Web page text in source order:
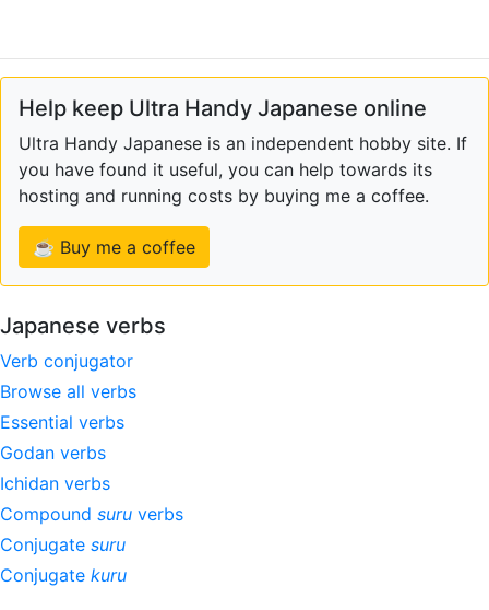
Help keep Ultra Handy Japanese online
Ultra Handy Japanese is an independent hobby site. If
you have found it useful, you can help towards its
hosting and running costs by buying me a coffee.
☕ Buy me a coffee
Japanese verbs
Verb conjugator
Browse all verbs
Essential verbs
Godan verbs
Ichidan verbs
Compound suru verbs
Conjugate suru
Conjugate kuru